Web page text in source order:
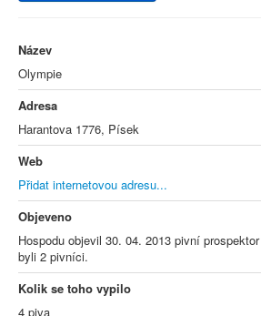
Název
Olympie
Adresa
Harantova 1776, Písek
Web
Přidat internetovou adresu...
Objeveno
Hospodu objevil 30. 04. 2013 pivní prospektor
byli 2 pivníci.
Kolik se toho vypilo
4 piva